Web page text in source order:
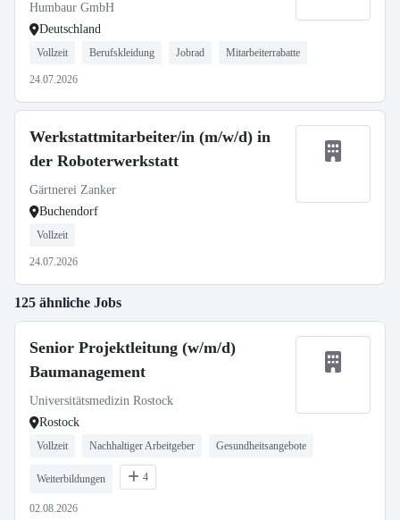
Humbaur GmbH
Deutschland
Vollzeit Berufskleidung Jobrad Mitarbeiterrabatte
24.07.2026
Werkstattmitarbeiter/in (m/w/d) in
der Roboterwerkstatt
Gärtnerei Zanker
Buchendorf
Vollzeit
24.07.2026
125 ähnliche Jobs
Senior Projektleitung (w/m/d)
Baumanagement
Universitätsmedizin Rostock
Rostock
Vollzeit Nachhaltiger Arbeitgeber Gesundheitsangebote
Weiterbildungen 4
02.08.2026